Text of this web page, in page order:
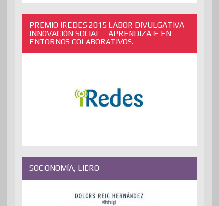
PREMIO IREDES 2015 LABOR DIVULGATIVA
INNOVACIÓN SOCIAL – APRENDIZAJE EN
ENTORNOS COLABORATIVOS.
SOCIONOMÍA, LIBRO